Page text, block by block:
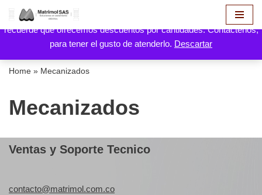
Hola! aquí puede hacer solicitud de cotización de sus productos,
recuerde que ofrecemos descuentos por cantidades. Contáctenos,
para tener el gusto de atenderlo. Descartar
Saltar
contenido
Home » Mecanizados
Mecanizados
Ventas y Soporte Tecnico
contacto@matrimol.com.co